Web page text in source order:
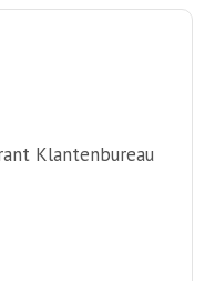
Klantenbureau